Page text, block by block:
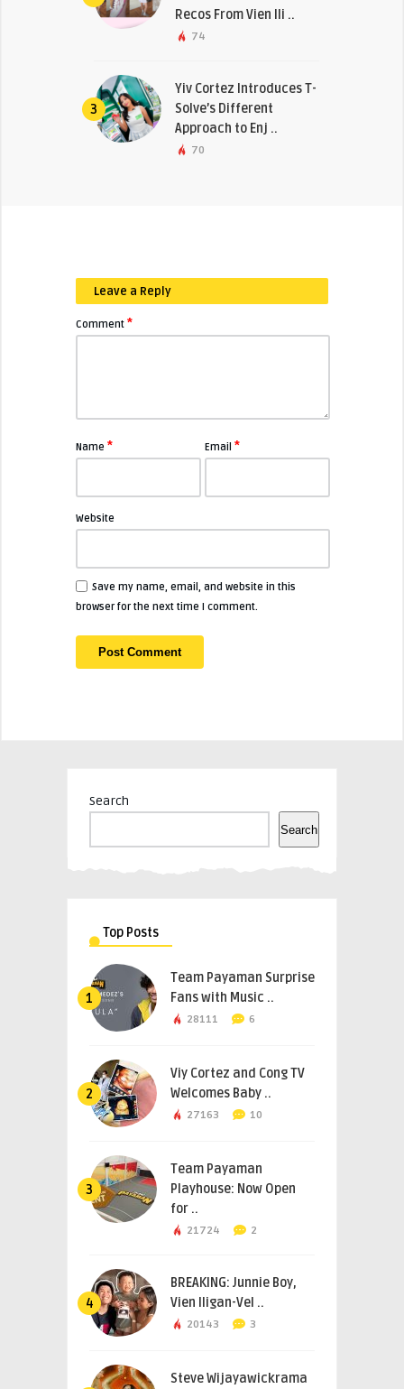
Recos From Vien Ili ..
74
3
Yiv Cortez Introduces T-
Solve’s Different
Approach to Enj ..
70
Leave a Reply
Comment *
Name * Email*
Website
Save my name, email, and website in this
browser for the next time I comment.
Search
Search
Top Posts
1
Team Payaman Surprise
Fans with Music ..
28111 6
2
Viy Cortez and Cong TV
Welcomes Baby ..
27163 10
3
Team Payaman
Playhouse: Now Open
for ..
21724 2
4
BREAKING: Junnie Boy,
Vien Iligan-Vel ..
20143 3
Steve Wijayawickrama